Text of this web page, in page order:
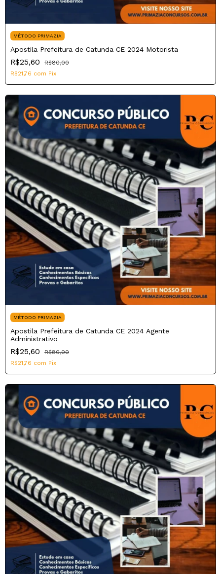
MÉTODO PRIMAZIA
Apostila Prefeitura de Catunda CE 2024 Motorista
R$25,60
R$80,00
R$21,76 com Pix
MÉTODO PRIMAZIA
Apostila Prefeitura de Catunda CE 2024 Agente
Administrativo
R$25,60
R$80,00
R$21,76 com Pix